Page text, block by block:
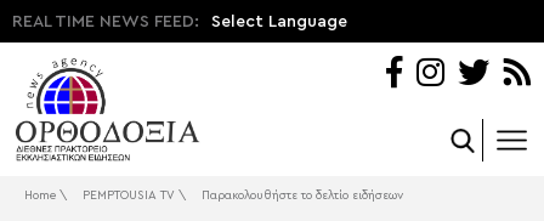
REAL TIME NEWS FEED: Select Language
Home \ PEMPTOUSIA TV \ Παρακολουθήστε το δελτίο ειδήσεων